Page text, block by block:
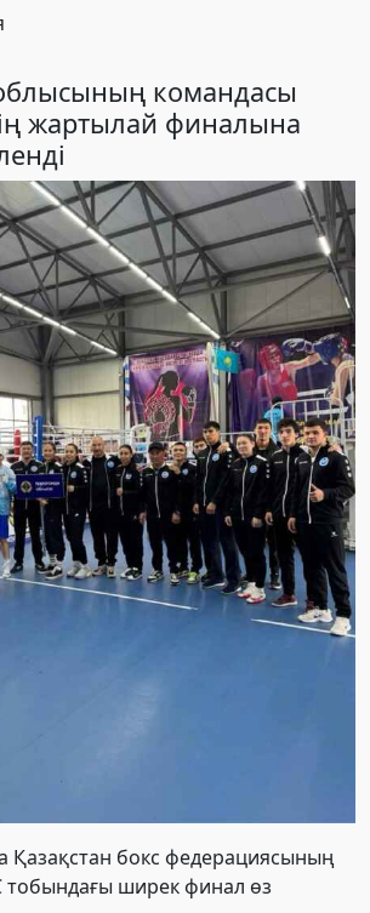
командасы
жартылай финалына
Қазақстан бокс федерациясының
тобындағы ширек финал өз